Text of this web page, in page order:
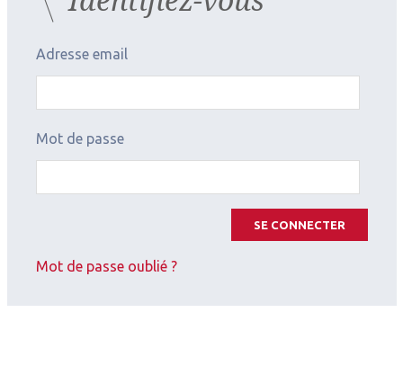
Adresse email
Mot de passe
SE CONNECTER
Mot de passe oublié ?